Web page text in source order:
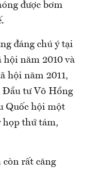
được bơm
đáng chú ý tại
năm 2010 và
hội năm 2011,
Đầu tư Võ Hồng
Quốc hội một
họp thứ tám,
rất căng